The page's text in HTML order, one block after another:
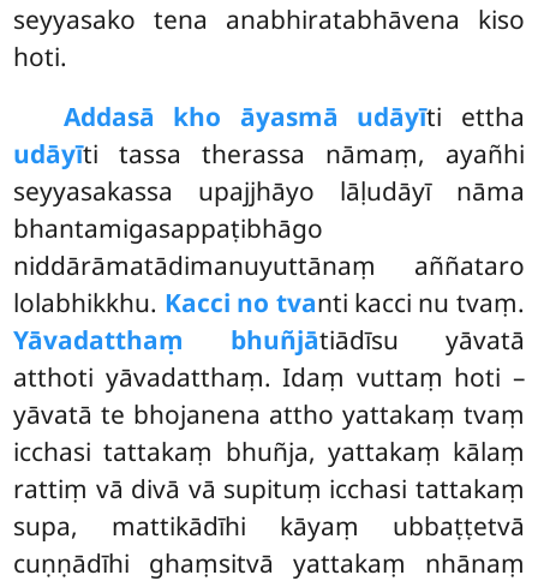
seyyasako tena anabhiratabhāvena kiso
hoti.
Addasā kho āyasmā udāyīti ettha
udāyīti tassa therassa nāmaṃ, ayañhi
seyyasakassa upajjhāyo lāḷudāyī nāma
bhantamigasappaṭibhāgo
niddārāmatādimanuyuttānaṃ aññataro
lolabhikkhu. Kacci no tvanti kacci nu tvaṃ.
Yāvadatthaṃ bhuñjātiādīsu yāvatā
atthoti yāvadatthaṃ. Idaṃ vuttaṃ hoti –
yāvatā te bhojanena attho yattakaṃ tvaṃ
icchasi tattakaṃ bhuñja, yattakaṃ kālaṃ
rattiṃ vā divā vā supituṃ icchasi tattakaṃ
supa, mattikādīhi kāyaṃ ubbaṭṭetvā
cuṇṇādīhi ghaṃsitvā yattakaṃ nhānaṃ